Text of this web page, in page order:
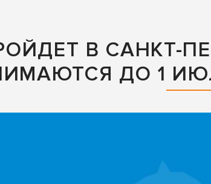
В САНКТ-
ДО 1